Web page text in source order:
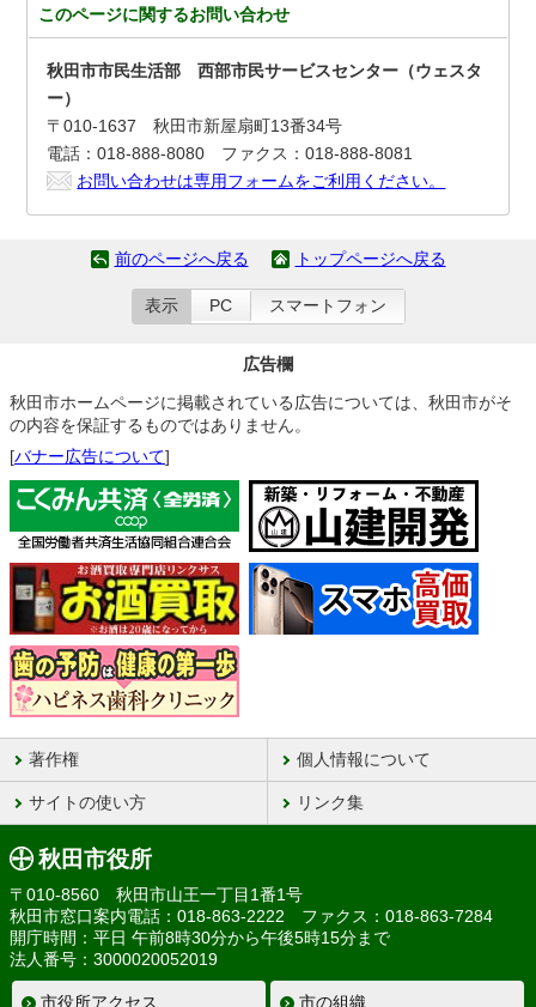
このページに関するお問い合わせ
秋田市市民生活部 西部市民サービスセンター（ウェスタ
ー）
〒010-1637 秋田市新屋扇町13番34号
電話：018-888-8080 ファクス：018-888-8081
お問い合わせは専用フォームをご利用ください。
前のページへ戻る トップページへ戻る
表示 PC スマートフォン
広告欄
秋田市ホームページに掲載されている広告については、秋田市がそ
の内容を保証するものではありません。
[バナー広告について]
著作権 個人情報について
サイトの使い方 リンク集
秋田市役所
〒010-8560 秋田市山王一丁目1番1号
秋田市窓口案内電話：018-863-2222 ファクス：018-863-7284
開庁時間：平日 午前8時30分から午後5時15分まで
法人番号：3000020052019
市役所アクセス 市の組織